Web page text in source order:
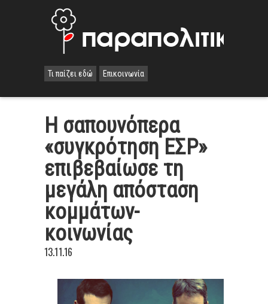
Τι παίζει εδώ Επικοινωνία
Η σαπουνόπερα
«συγκρότηση ΕΣΡ»
επιβεβαίωσε τη
μεγάλη απόσταση
κομμάτων-
κοινωνίας
13.11.16